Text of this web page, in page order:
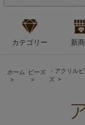
カテゴリー 新
ホーム ビーズ
・アクリル
ズ